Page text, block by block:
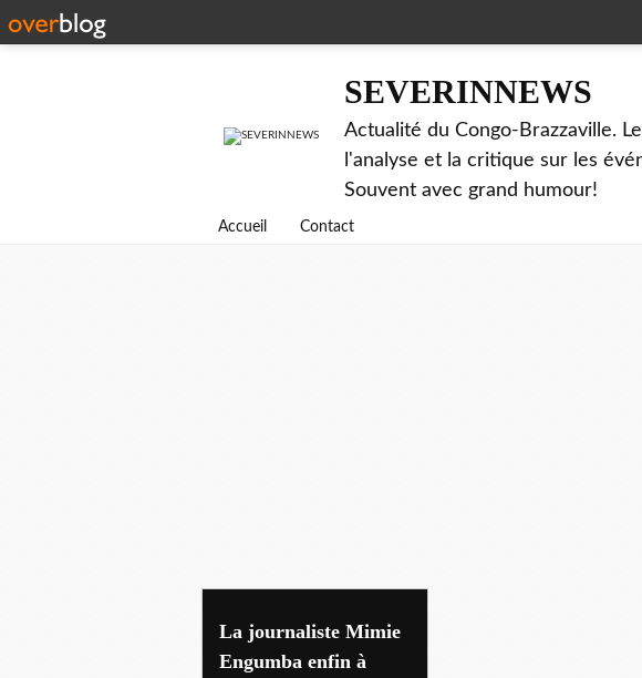
SEVERINNEWS
Actualité du Congo-Brazzaville.
l'analyse et la critique sur les
Souvent avec grand humour!
Accueil Contact
equateur
La journaliste Mimie
Engumba enfin à